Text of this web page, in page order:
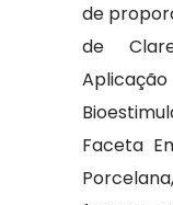
de
de
Faceta